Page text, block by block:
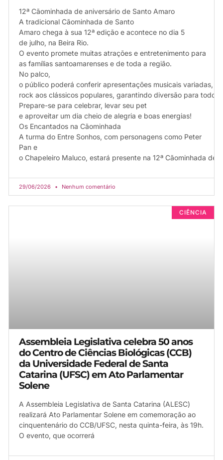
12ª Cãominhada de aniversário de Santo Amaro
A tradicional Cãominhada de Santo
Amaro chega à sua 12ª edição e acontece no dia 5
de julho, na Beira Rio.
O evento promete muitas atrações e entretenimento para
as famílias santoamarenses e de toda a região.
No palco,
o público poderá conferir apresentações musicais variadas,
rock aos clássicos populares, garantindo diversão para todos
Prepare-se para celebrar, levar seu pet
e aproveitar um dia cheio de alegria e boas energias!
Os Encantados na Cãominhada
A turma do Entre Sonhos, com personagens como Peter
Pan e
o Chapeleiro Maluco, estará presente na 12ª Cãominhada de
29/06/2026 Nenhum comentário
CIÊNCIA
Assembleia Legislativa celebra 50 anos
do Centro de Ciências Biológicas (CCB)
da Universidade Federal de Santa
Catarina (UFSC) em Ato Parlamentar
Solene
A Assembleia Legislativa de Santa Catarina (ALESC)
realizará Ato Parlamentar Solene em comemoração ao
cinquentenário do CCB/UFSC, nesta quinta-feira, às 19h.
O evento, que ocorrerá